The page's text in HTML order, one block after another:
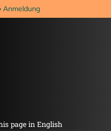
Anmeldung
page in English